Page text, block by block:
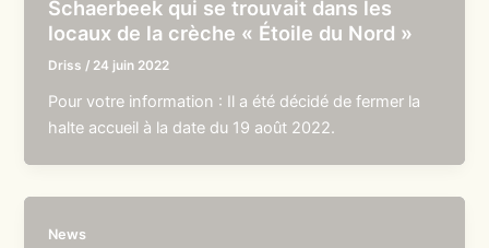
Schaerbeek qui se trouvait dans les
locaux de la crèche « Étoile du Nord »
Driss / 24 juin 2022
Pour votre information : Il a été décidé de fermer la
halte accueil à la date du 19 août 2022.
News